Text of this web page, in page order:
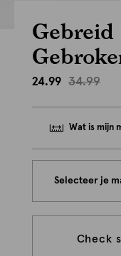
Gebreid
24.99 34.99
Wat is mijn
Selecteer je
Check